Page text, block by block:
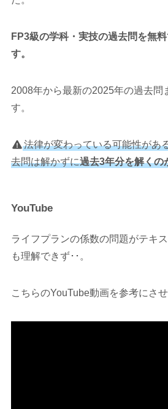
FP3級の学科・実技の過去問を無
す。
2008年から最新の2025年の過去問
す。
法律が変わっている可能性があ
去問は解かずに過去3年分を解くの
YouTube
ライフプランの係数の問題がテキ
も理解できず･･。
こちらのYouTube動画を参考にさ